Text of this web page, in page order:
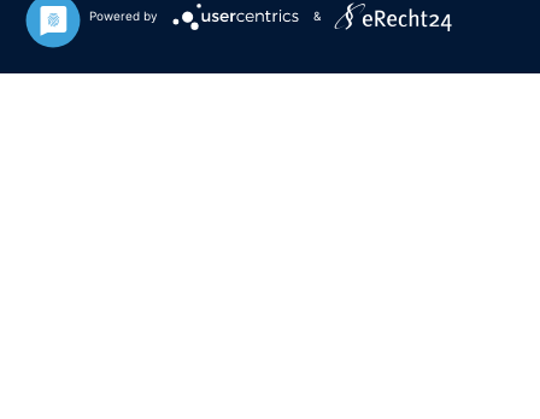
Powered by &